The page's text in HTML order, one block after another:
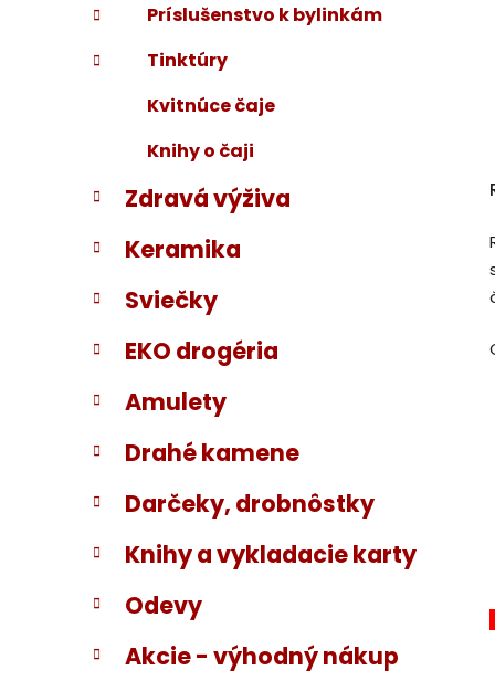
Príslušenstvo k bylinkám
Tinktúry
Kvitnúce čaje
Knihy o čaji
Zdravá výživa
Keramika
Sviečky
EKO drogéria
Amulety
Drahé kamene
Darčeky, drobnôstky
Knihy a vykladacie karty
Odevy
Akcie - výhodný nákup